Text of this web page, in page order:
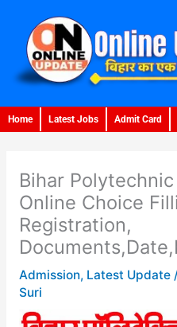
content
Home Latest Jobs Admit Card
Bihar
Online Choice
Registration,
Admission, Latest Update
Suri